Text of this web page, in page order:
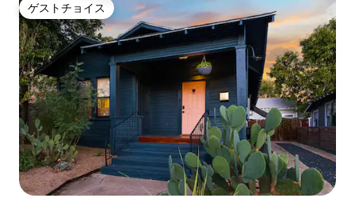
ゲストチョイス
ゲストチョイス